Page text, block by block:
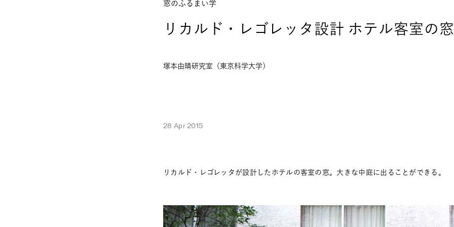
窓のふるまい学
リカルド・レゴレッタ設計 ホテル客室の窓
塚本由晴研究室（東京科学大学）
28 Apr 2015
リカルド・レゴレッタが設計したホテルの客室の窓。大きな中庭に出ることができる。